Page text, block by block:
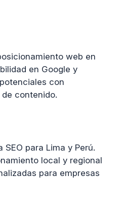
web en
en Google y
con
contenido.
SEO para Lima y Perú.
local y regional
para empresas